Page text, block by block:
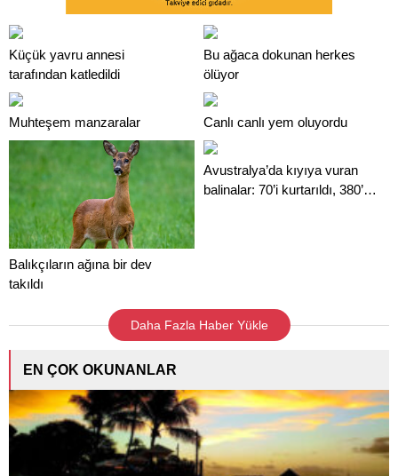
Küçük yavru annesi
tarafından katledildi
Bu ağaca dokunan herkes
ölüyor
Muhteşem manzaralar Canlı canlı yem oluyordu
Balıkçıların ağına bir dev
takıldı
Avustralya’da kıyıya vuran
balinalar: 70’i kurtarıldı, 380’i
Daha Fazla Haber Yükle
EN ÇOK OKUNANLAR